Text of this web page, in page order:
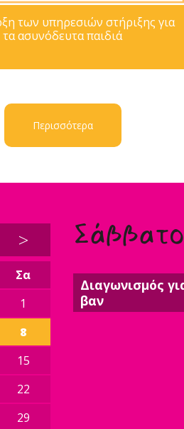
των υπηρεσιών στήριξης για
τα ασυνόδευτα παιδιά
Περισσότερα
>
Σα
1
8
15
22
29
Διαγωνισμός
βαν